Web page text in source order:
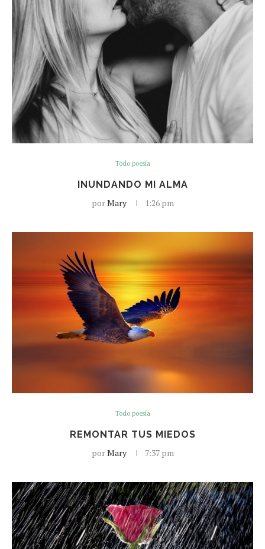
Todo poesía
INUNDANDO MI ALMA
porMary 1:26 pm
Todo poesía
REMONTAR TUS MIEDOS
porMary 7:37 pm